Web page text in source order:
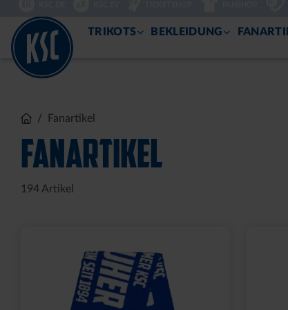
ZUM
INHALT
KSC.DE
Fanartikel
FANARTIKEL
194 Artikel